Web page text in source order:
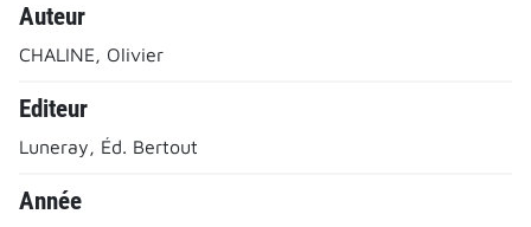
Auteur
CHALINE, Olivier
Editeur
Luneray, Éd. Bertout
Année